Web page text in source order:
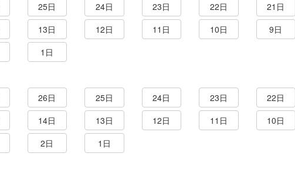
25日 24日 23日 22日 21日
13日 12日 11日 10日 9日
1日
26日 25日 24日 23日 22日
14日 13日 12日 11日 10日
2日 1日